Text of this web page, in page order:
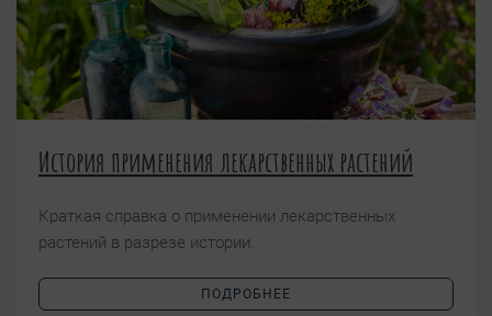
История применения лекарственных растений
Краткая справка о применении лекарственных
растений в разрезе истории.
ПОДРОБНЕЕ